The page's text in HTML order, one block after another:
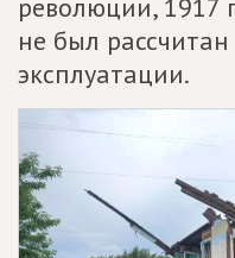
революции, 1917
не был
эксплуатации.